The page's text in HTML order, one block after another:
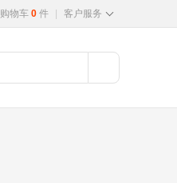
购物车 0 件 客户服务